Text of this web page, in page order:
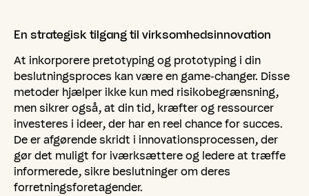
En strategisktilgangtil virksomhedsinnovation
At inkorporere pretotyping og prototyping i din
beslutningsproces kan være en game-changer. Disse
metoder hjælper ikke kun med risikobegrænsning,
men sikrer også, at din tid, kræfter og ressourcer
investeres i ideer, der har en reel chance for succes.
De er afgørende skridt i innovationsprocessen, der
gør det muligt for iværksættere og ledere at træffe
informerede, sikre beslutninger om deres
forretningsforetagender.